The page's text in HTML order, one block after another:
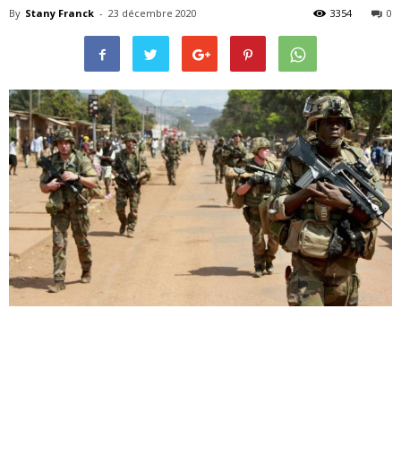
By Stany Franck - 23 décembre 2020 0
3354